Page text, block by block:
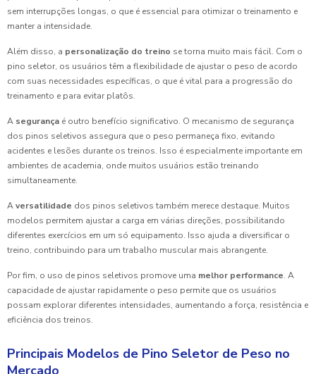
sem interrupções longas, o que é essencial para otimizar o treinamento e
manter a intensidade.
Além disso, a personalização do treino se torna muito mais fácil. Com o
pino seletor, os usuários têm a flexibilidade de ajustar o peso de acordo
com suas necessidades específicas, o que é vital para a progressão do
treinamento e para evitar platôs.
A segurança é outro benefício significativo. O mecanismo de segurança
dos pinos seletivos assegura que o peso permaneça fixo, evitando
acidentes e lesões durante os treinos. Isso é especialmente importante em
ambientes de academia, onde muitos usuários estão treinando
simultaneamente.
Aversatilidade dos pinos seletivos também merece destaque. Muitos
modelos permitem ajustar a carga em várias direções, possibilitando
diferentes exercícios em um só equipamento. Isso ajuda a diversificar o
treino, contribuindo para um trabalho muscular mais abrangente.
Por fim, o uso de pinos seletivos promove uma melhor performance. A
capacidade de ajustar rapidamente o peso permite que os usuários
possam explorar diferentes intensidades, aumentando a força, resistência e
eficiência dos treinos.
Principais Modelos de Pino Seletor de Peso no